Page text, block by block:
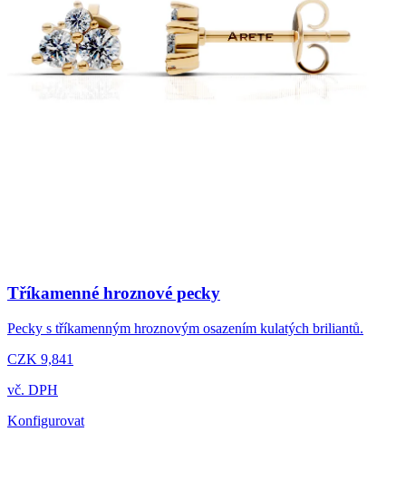
Tříkamenné hroznové pecky
Pecky s tříkamenným hroznovým osazením kulatých briliantů.
CZK 9,841
vč. DPH
Konfigurovat